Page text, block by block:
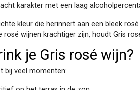
karakter met een laag
kleur die herinnert aan een bleek
rosé wijnen krachtiger zijn, houdt Gris
je Gris rosé wijn?
bij veel momenten: